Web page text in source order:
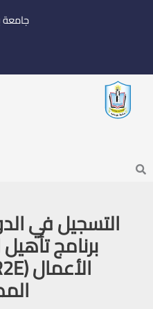
جامعة
Search
التسجيل في
برنامج تأهيل